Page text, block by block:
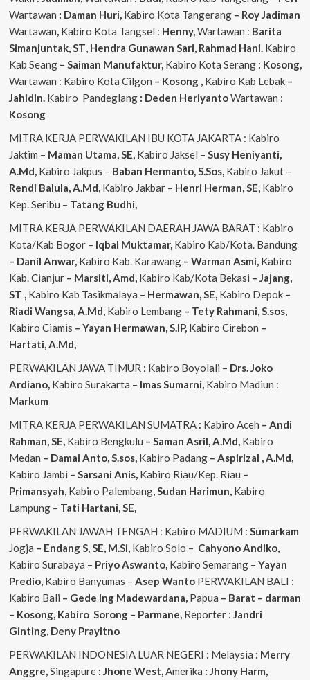
Wartawan : Daman Huri, Kabiro Kota Tangerang– Roy Jadiman
Wartawan, Kabiro Kota Tangsel : Henny,Wartawan : Barita
Simanjuntak, ST, Hendra Gunawan Sari, Rahmad Hani. Kabiro
Kab Seang– Saiman Manufaktur, Kabiro Kota Serang : Kosong,
Wartawan : Kabiro Kota Cilgon – Kosong , Kabiro Kab Lebak–
Jahidin. Kabiro Pandeglang : Deden HeriyantoWartawan :
Kosong
MITRA KERJA PERWAKILAN IBU KOTA JAKARTA : Kabiro
Jaktim – Maman Utama, SE, Kabiro Jaksel – Susy Heniyanti,
A.Md, Kabiro Jakpus – Baban Hermanto, S.Sos, Kabiro Jakut –
Rendi Balula, A.Md, Kabiro Jakbar – Henri Herman, SE, Kabiro
Kep. Seribu – Tatang Budhi,
MITRA KERJA PERWAKILAN DAERAH JAWA BARAT : Kabiro
Kota/Kab Bogor – Iqbal Muktamar, Kabiro Kab/Kota. Bandung
– Danil Anwar, Kabiro Kab. Karawang – Warman Asmi, Kabiro
Kab. Cianjur– Marsiti, Amd, Kabiro Kab/Kota Bekasi – Jajang,
ST , Kabiro Kab Tasikmalaya – Hermawan, SE, Kabiro Depok–
Riadi Wangsa, A.Md, Kabiro Lembang– Tety Rahmani, S.sos,
Kabiro Ciamis – Yayan Hermawan, S.IP, Kabiro Cirebon –
Hartati, A.Md,
PERWAKILAN JAWA TIMUR : Kabiro Boyolali – Drs. Joko
Ardiano, Kabiro Surakarta – ImasSumarni, Kabiro Madiun :
Markum
MITRA KERJA PERWAKILAN SUMATRA : Kabiro Aceh – Andi
Rahman, SE, Kabiro Bengkulu – Saman Asril, A.Md, Kabiro
Medan – Damai Anto, S.sos, Kabiro Padang– Aspirizal , A.Md,
Kabiro Jambi – Sarsani Anis, Kabiro Riau/Kep. Riau –
Primansyah, Kabiro Palembang,Sudan Harimun, Kabiro
Lampung – Tati Hartani, SE,
PERWAKILAN JAWAH TENGAH : Kabiro MADIUM : Sumarkam
Jogja – Endang S, SE, M.Si, Kabiro Solo – CahyonoAndiko,
Kabiro Surabaya – PriyoAswanto, Kabiro Semarang – Yayan
Predio, Kabiro Banyumas – Asep WantoPERWAKILAN BALI :
Kabiro Bali – Gede Ing Madewardana, Papua – Barat – darman
– Kosong, Kabiro Sorong – Parmane, Reporter : Jandri
Ginting, Deny Prayitno
PERWAKILAN INDONESIA LUAR NEGERI : Melaysia : Merry
Anggre,Singapure: Jhone West,Amerika : Jhony Harm,